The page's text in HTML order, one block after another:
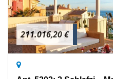
211.016,20 €